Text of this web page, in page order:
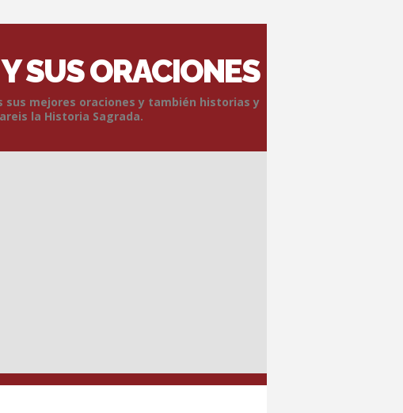
SUS ORACIONES
sus mejores oraciones y también historias y
la Historia Sagrada.